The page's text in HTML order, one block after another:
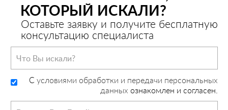
КОТОРЫЙ ИСКАЛИ?
Оставьте заявку и получите бесплатную
консультацию специалиста
C условиями обработки и передачи персональных
данных ознакомлен и согласен.